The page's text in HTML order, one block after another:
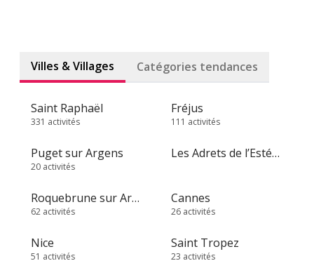
Villes & Villages Catégories tendances
Saint Raphaël
331 activités
Fréjus
111 activités
Puget sur Argens
20 activités
Les Adrets de l’Estérel
Roquebrune sur Argens
62 activités
Cannes
26 activités
Nice
51 activités
Saint Tropez
23 activités